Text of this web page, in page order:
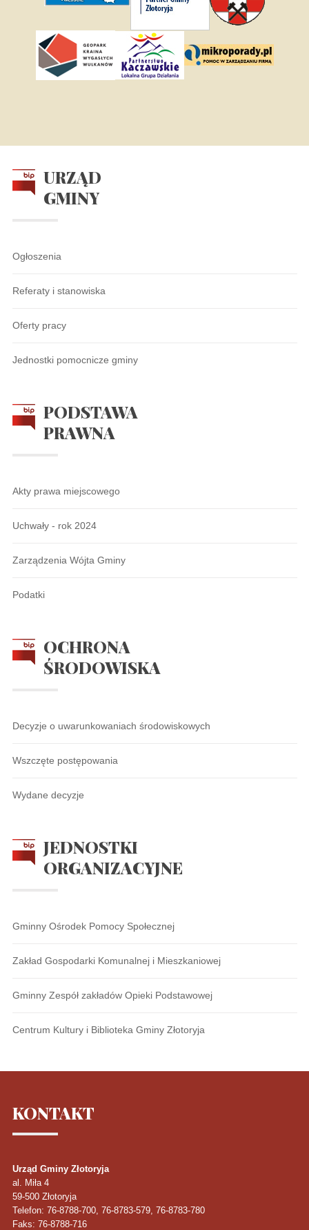
URZĄD
GMINY
Ogłoszenia
Referaty i stanowiska
Oferty pracy
Jednostki pomocnicze gminy
PODSTAWA
PRAWNA
Akty prawa miejscowego
Uchwały - rok 2024
Zarządzenia Wójta Gminy
Podatki
OCHRONA
ŚRODOWISKA
Decyzje o uwarunkowaniach środowiskowych
Wszczęte postępowania
Wydane decyzje
JEDNOSTKI
ORGANIZACYJNE
Gminny Ośrodek Pomocy Społecznej
Zakład Gospodarki Komunalnej i Mieszkaniowej
Gminny Zespół zakładów Opieki Podstawowej
Centrum Kultury i Biblioteka Gminy Złotoryja
KONTAKT
Urząd Gminy Złotoryja
al. Miła 4
59-500 Złotoryja
Telefon: 76-8788-700, 76-8783-579, 76-8783-780
Faks: 76-8788-716